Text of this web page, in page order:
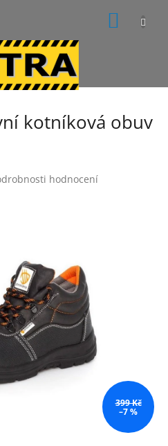
kotníková obuv
hodnocení
399 Kč
–7 %